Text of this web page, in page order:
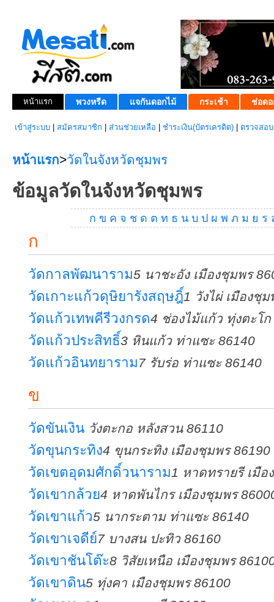
หน้าแรก พวงหรีด แจกันดอกไม้ กระเช้า ช่อดอ
เข้าสู่ระบบ สมัครสมาชิก ส่วนช่วยเหลือ ชำระเงิน(บัตรเครดิต) ตรวจสอ
หน้าแรก>วัดในจังหวัดชุมพร
ข้อมูลวัดในจังหวัดชุมพร
ก ข ค จ ช ด ต ท ธ น บ ป ผ พ ภ ม ย ร
ก
วัดกาลพัฒนาราม5 นาชะอัง เมืองชุมพร
วัดเกาะแก้วดุษิยารังสฤษฎิ์1 วังไผ่ เมืองชุ
วัดแก้วเทพคีรีวงกรด4 ช่องไม้แก้ว ทุ่งตะโก
วัดแก้วประสิทธิ์3 หินแก้ว ท่าแซะ 86140
วัดแก้วอินทยาราม7 รับร่อ ท่าแซะ 86140
ข
วัดขันเงิน วังตะกอ หลังสวน 86110
วัดขุนกระทิง4 ขุนกระทิง เมืองชุมพร 86190
วัดเขตอุดมศักดิ์วนาราม1 หาดทรายรี เมือ
วัดเขากล้วย4 หาดพันไกร เมืองชุมพร
วัดเขาแก้ว5 นากระตาม ท่าแซะ 86140
วัดเขาเจดีย์7 บางสน ปะทิว 86160
วัดเขาชันโต๊ะ8 วิสัยเหนือ เมืองชุมพร
วัดเขาดิน5 ทุ่งคา เมืองชุมพร 86100